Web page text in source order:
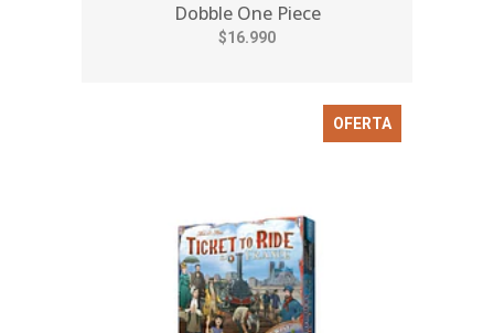
Dobble One Piece
$16.990
OFERTA